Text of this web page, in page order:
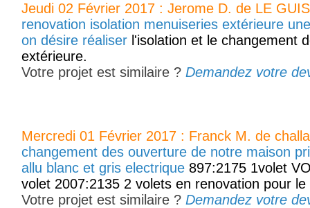
Jeudi 02 Février 2017 : Jerome D. de LE
renovation isolation menuiseries extérieure
on désire réaliser l'isolation et le changement
extérieure.
Votre projet est similaire ? Demandez votre
Mercredi 01 Février 2017 : Franck M. de
changement des ouverture de notre maison
allu blanc et gris electrique 897:2175 1volet
volet 2007:2135 2 volets en renovation pour le
Votre projet est similaire ? Demandez votre